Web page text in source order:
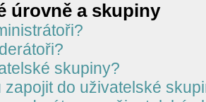
úrovně a skupiny
skupiny?
zapojit do uživatelské